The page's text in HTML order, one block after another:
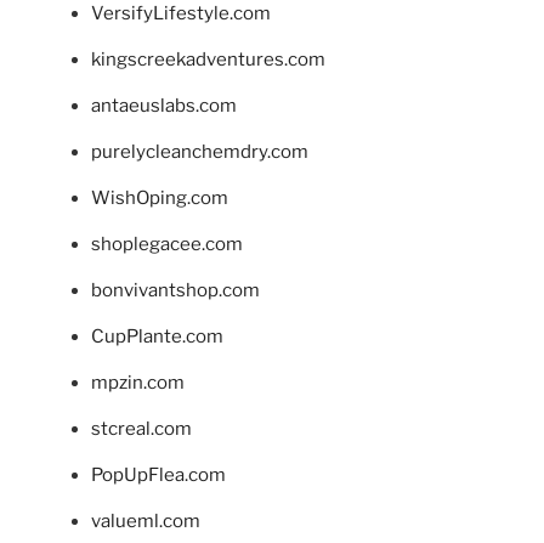
VersifyLifestyle.com
kingscreekadventures.com
antaeuslabs.com
purelycleanchemdry.com
WishOping.com
shoplegacee.com
bonvivantshop.com
CupPlante.com
mpzin.com
stcreal.com
PopUpFlea.com
valueml.com